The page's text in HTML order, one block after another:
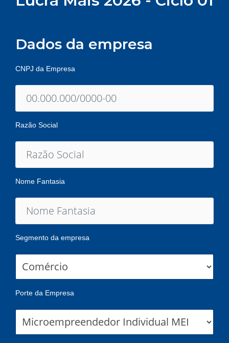
Dados da empresa
CNPJ da Empresa
Razão Social
Nome Fantasia
Segmento da empresa
Porte da Empresa